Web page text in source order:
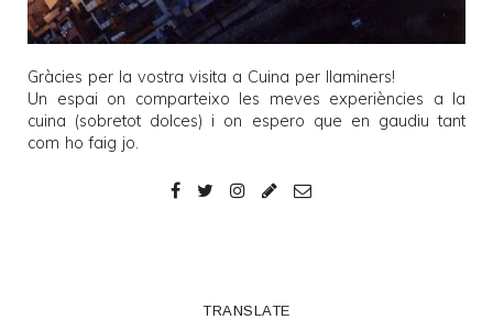
Gràcies per la vostra visita a Cuina per llaminers!
Un espai on comparteixo les meves experiències a la
cuina (sobretot dolces) i on espero que en gaudiu tant
com ho faig jo.
TRANSLATE